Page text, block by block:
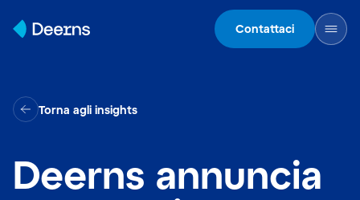
Contattaci
Torna agli insights
Deerns annuncia